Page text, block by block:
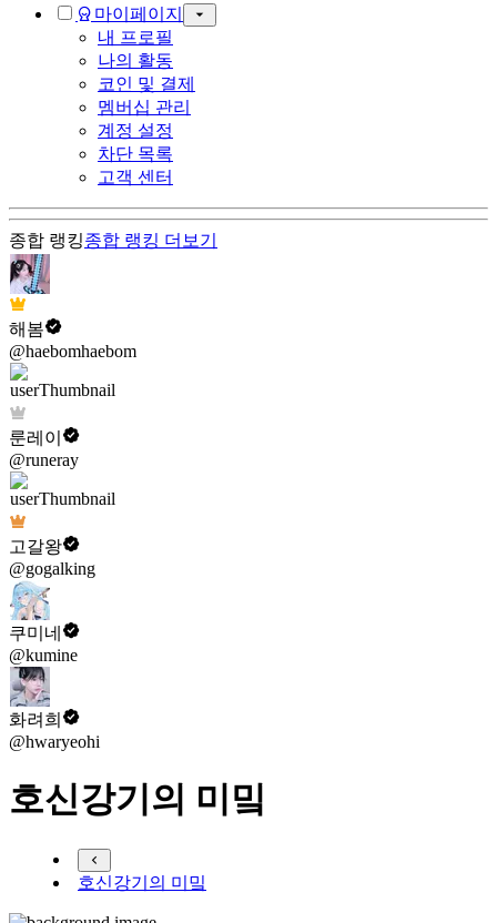
마이페이지
내 프로필
나의 활동
코인 및 결제
멤버십 관리
계정 설정
차단 목록
고객 센터
종합 랭킹종합 랭킹 더보기
해봄
@haebomhaebom
룬레이
@runeray
고갈왕
@gogalking
쿠미네
@kumine
화려희
@hwaryeohi
호신강기의 미밐
호신강기의 미밐